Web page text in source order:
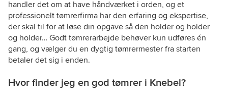
handler det om at have håndværket i orden, og et
professionelt tømrerfirma har den erfaring og ekspertise,
der skal til for at løse din opgave så den holder og holder
og holder… Godt tømrerarbejde behøver kun udføres én
gang, og vælger du en dygtig tømrermester fra starten
betaler det sig i enden.
Hvor finder jeg en god tømrer i Knebel?